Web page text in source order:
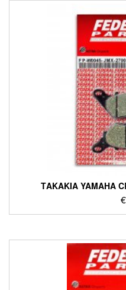
ΤΑΚΑΚΙΑ YAMAHA
€